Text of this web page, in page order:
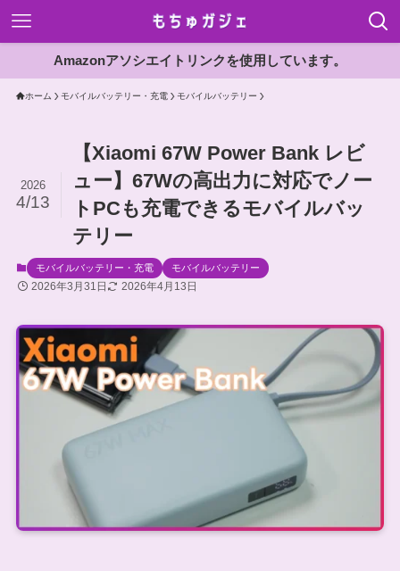
Amazonアソシエイトリンクを使用しています。
ホーム モバイルバッテリー・充電 モバイルバッテリー
【Xiaomi 67W Power Bank レビ
ュー】67Wの高出力に対応でノー
トPCも充電できるモバイルバッ
テリー
2026
4/13
モバイルバッテリー・充電 モバイルバッテリー
2026年3月31日 2026年4月13日